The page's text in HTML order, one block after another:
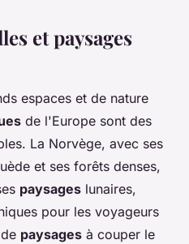
et paysages
espaces et de nature
de l'Europe sont des
La Norvège, avec ses
et ses forêts denses,
paysages lunaires,
pour les voyageurs
paysages à couper le